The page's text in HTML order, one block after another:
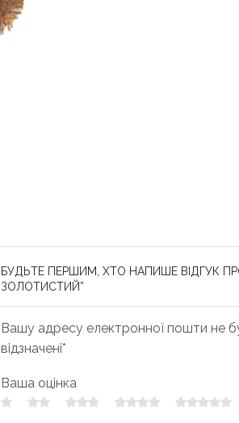
БУДЬТЕ ПЕРШИМ, ХТО НАПИШЕ ВІДГУК ПРО
ЗОЛОТИСТИЙ”
Вашу адресу електронної пошти не
відзначені*
Ваша оцінка